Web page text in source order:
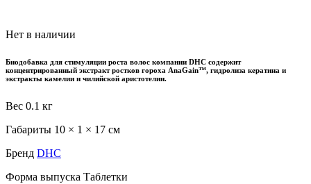
Нет в наличии
Биодобавка для стимуляции роста волос компании DHC содержит
концентрированный экстракт ростков гороха AnaGain™, гидролиза кератина и
экстракты камелии и чилийской аристотелии.
Вес 0.1 кг
Габариты 10 × 1 × 17 см
Бренд DHC
Форма выпуска Таблетки